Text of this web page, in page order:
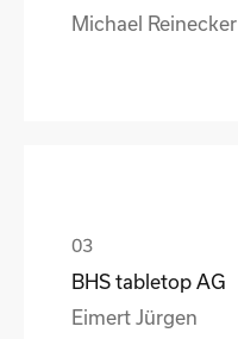
Michael Reinecker
BHS tabletop AG
Eimert Jürgen